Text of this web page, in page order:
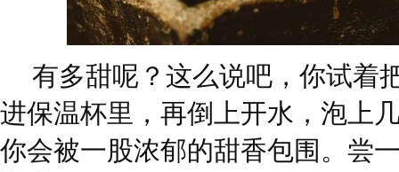
有多甜呢？这么说吧，你试着
进保温杯里，再倒上开水，泡上
你会被一股浓郁的甜香包围。尝